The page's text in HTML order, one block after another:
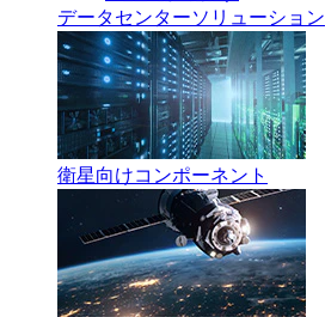
データセンターソリューション
衛星向けコンポーネント